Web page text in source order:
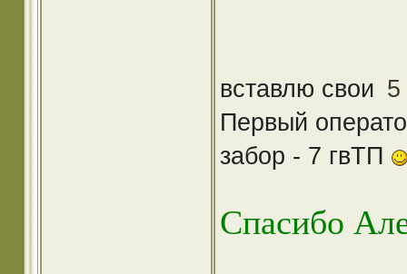
вставлю свои 5
Первый
забор - 7 гвТП
Спасибо